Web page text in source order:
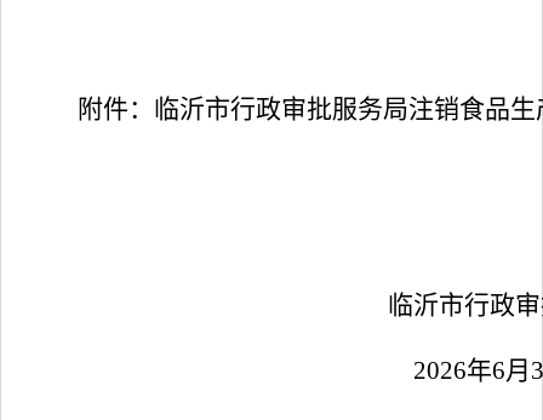
附件：临沂市行政审批服务局注销食品
临沂市行政
2026年6月 3